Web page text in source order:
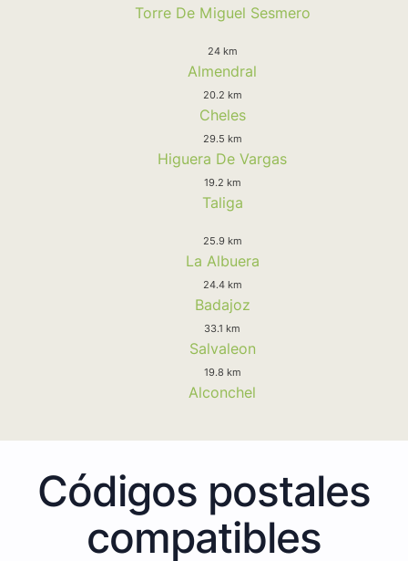
Torre De Miguel Sesmero
24 km
Almendral
20.2 km
Cheles
29.5 km
Higuera De Vargas
19.2 km
Taliga
25.9 km
La Albuera
24.4 km
Badajoz
33.1 km
Salvaleon
19.8 km
Alconchel
Códigos postales
compatibles